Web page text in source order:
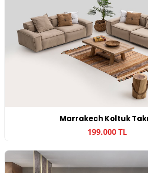
Marrakech Koltuk
199.000 TL